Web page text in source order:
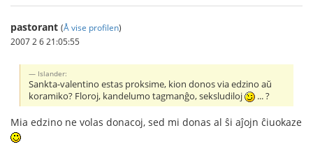
pastorant (Å vise profilen)
2007 2 6 21:05:55
Islander:
Sankta-valentino estas proksime, kion donos via edzino aŭ
koramiko? Floroj, kandelumo tagmanĝo, seksludiloj
... ?
Mia edzino ne volas donacoj, sed mi donas al ŝi aĵojn ĉiuokaze